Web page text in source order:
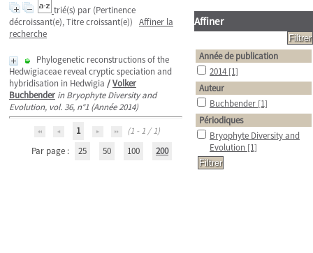
trié(s) par (Pertinence
décroissant(e), Titre croissant(e)) Affiner la
recherche
Phylogenetic reconstructions of the
Hedwigiaceae reveal cryptic speciation and
hybridisation in Hedwigia /Volker
Buchbender in Bryophyte Diversity and
Evolution, vol. 36, n°1 (Année 2014)
1
(1 - 1 / 1)
Par page :
25 50 100 200
Affiner
Année de publication
2014 [1]
Auteur
Buchbender [1]
Périodiques
Bryophyte Diversity and
Evolution [1]